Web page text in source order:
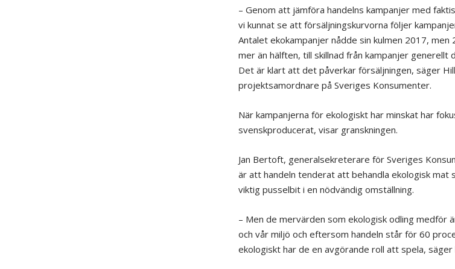
– Genom att jämföra handelns kampanjer med
vi kunnat se att försäljningskurvorna följer
Antalet ekokampanjer nådde sin kulmen 2017, men
mer än hälften, till skillnad från kampanjer generellt
Det är klart att det påverkar försäljningen, säger
projektsamordnare på Sveriges Konsumenter.
När kampanjerna för ekologiskt har minskat har
svenskproducerat, visar granskningen.
Jan Bertoft, generalsekreterare för Sveriges
är att handeln tenderat att behandla ekologisk mat
viktig pusselbit i en nödvändig omställning.
– Men de mervärden som ekologisk odling medför
och vår miljö och eftersom handeln står för 60
ekologiskt har de en avgörande roll att spela, säger